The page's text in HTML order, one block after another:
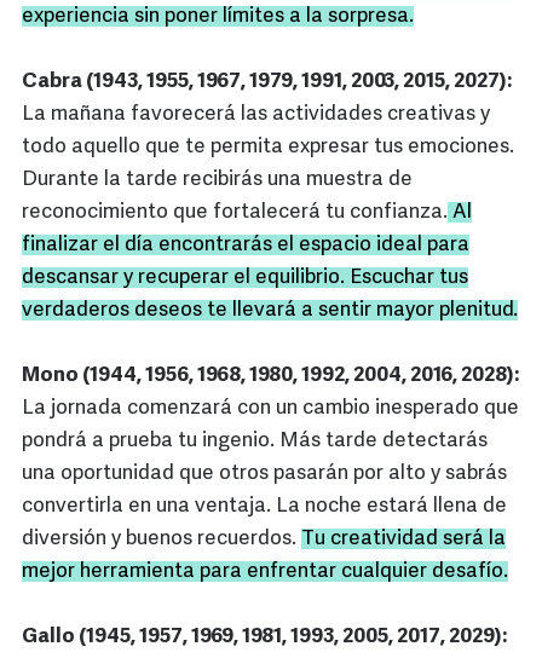
experiencia sin poner límites a la sorpresa.
Cabra (1943, 1955, 1967, 1979, 1991, 2003, 2015, 2027):
La mañana favorecerá las actividades creativas y
todo aquello que te permita expresar tus emociones.
Durante la tarde recibirás una muestra de
reconocimiento que fortalecerá tu confianza. Al
finalizar el día encontrarás el espacio ideal para
descansar y recuperar el equilibrio. Escuchar tus
verdaderos deseos te llevará a sentir mayor plenitud.
Mono (1944, 1956, 1968, 1980, 1992, 2004, 2016, 2028):
La jornada comenzará con un cambio inesperado que
pondrá a prueba tu ingenio. Más tarde detectarás
una oportunidad que otros pasarán por alto y sabrás
convertirla en una ventaja. La noche estará llena de
diversión y buenos recuerdos. Tu creatividad será la
mejor herramienta para enfrentar cualquier desafío.
Gallo (1945, 1957, 1969, 1981, 1993, 2005, 2017, 2029):